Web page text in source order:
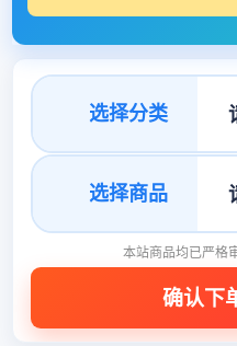
选择分类
选择商品
本站商品均已严格